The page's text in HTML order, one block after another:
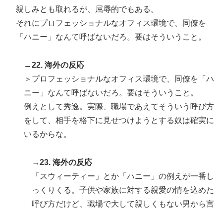
親しみとも取れるが、屈辱的でもある。
それにプロフェッショナルなオフィス環境で、同僚を
「ハニー」なんて呼ばないだろ。要はそういうこと。
→22. 海外の反応
＞プロフェッショナルなオフィス環境で、同僚を「ハ
ニー」なんて呼ばないだろ。要はそういうこと。
例えとして秀逸。実際、職場であえてそういう呼び方
をして、相手を格下に見せつけようとする奴は確実に
いるからな。
→23. 海外の反応
「スウィーティー」とか「ハニー」の例えが一番し
っくりくる。子供や家族に対する親愛の情を込めた
呼び方だけど、職場で大して親しくもない男から言